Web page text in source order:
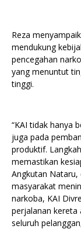
Reza
mendukung
pencegahan
yang menuntut
tinggi.
“KAI tidak hanya
juga pada
produktif.
memastikan
Angkutan
masyarakat
narkoba, KAI
perjalanan kereta
seluruh